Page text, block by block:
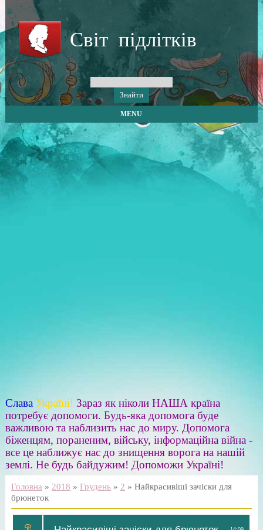
Світ підлітків
MENU
Слава Україні! Зараз як ніколи НАША країна
потребує допомоги. Будь-яка допомога буде
важливою та наблизить нас до миру. Допомога
біженцям, пораненим, війську, інформаційна війна -
все це наближує нас до знищення ворога на нашій
землі. Не будь байдужим! Допоможи Україні!
Головна » 2018 » Грудень » 2 » Найкрасивіші зачіски для
брюнеток